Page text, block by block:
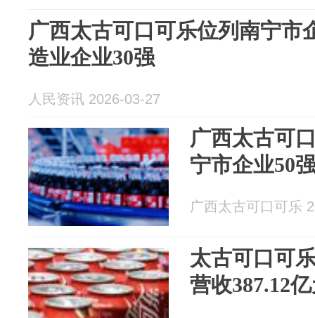
广西太古可口可乐位列南宁市
造业企业30强
人民资讯 2026-03-27
广西太古可
宁市企业50
广西太古可口可乐
太古可口可
营收387.12